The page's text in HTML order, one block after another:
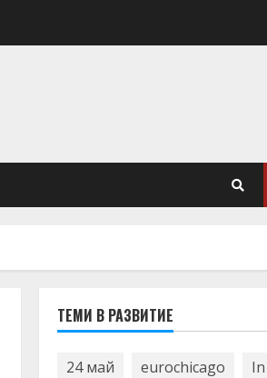
ТЕМИ В РАЗВИТИЕ
24 май eurochicago